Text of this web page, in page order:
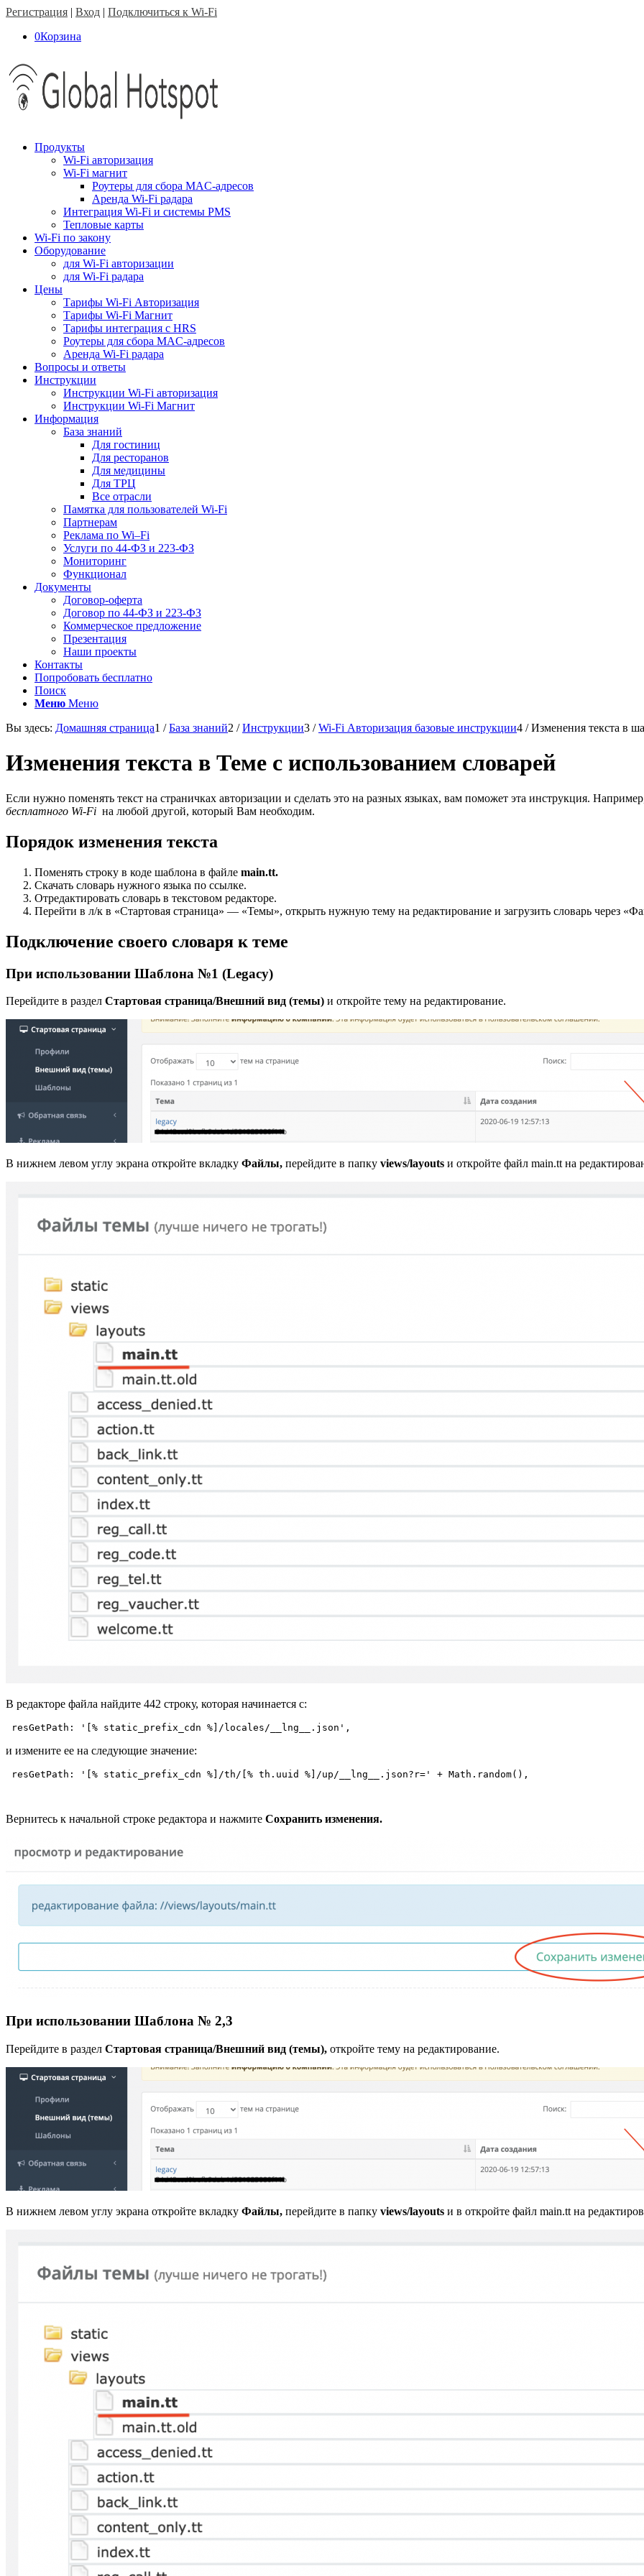
Регистрация | Вход | Подключиться к Wi-Fi
0Корзина
Продукты
Wi-Fi авторизация
Wi-Fi магнит
Роутеры для сбора MAC-адресов
Аренда Wi-Fi радара
Интеграция Wi-Fi и системы PMS
Тепловые карты
Wi-Fi по закону
Оборудование
для Wi-Fi авторизации
для Wi-Fi радара
Цены
Тарифы Wi-Fi Авторизация
Тарифы Wi-Fi Магнит
Тарифы интеграция с HRS
Роутеры для сбора MAC-адресов
Аренда Wi-Fi радара
Вопросы и ответы
Инструкции
Инструкции Wi-Fi авторизация
Инструкции Wi-Fi Магнит
Информация
База знаний
Для гостиниц
Для ресторанов
Для медицины
Для ТРЦ
Все отрасли
Памятка для пользователей Wi-Fi
Партнерам
Реклама по Wi–Fi
Услуги по 44-ФЗ и 223-ФЗ
Мониторинг
Функционал
Документы
Договор-оферта
Договор по 44-ФЗ и 223-ФЗ
Коммерческое предложение
Презентация
Наши проекты
Контакты
Попробовать бесплатно
Поиск
Меню Меню
Вы здесь: Домашняя страница1 / База знаний2 / Инструкции3 / Wi-Fi Авторизация базовые инструкции4 / Изменения текста в
Изменения текста в Теме с использованием словарей
Если нужно поменять текст на страничках авторизации и сделать это на разных языках, вам поможет эта инструкция.
бесплатного Wi-Fi на любой другой, который Вам необходим.
Порядок изменения текста
Поменять строку в коде шаблона в файле main.tt.
Скачать словарь нужного языка по ссылке.
Отредактировать словарь в текстовом редакторе.
Перейти в л/к в «Стартовая страница» — «Темы», открыть нужную тему на редактирование и загрузить словарь через
Подключение своего словаря к теме
При использовании Шаблона №1 (Legacy)
Перейдите в раздел Стартовая страница/Внешний вид (темы) и откройте тему на редактирование.
В нижнем левом углу экрана откройте вкладку Файлы, перейдите в папку views/layouts и откройте файл main.tt на
В редакторе файла найдите 442 строку, которая начинается с:
и измените ее на следующие значение:
resGetPath: '[% static_prefix_cdn %]/th/[% th.uuid %]/up/__lng__.json?r=' + Math.random(),
Вернитесь к начальной строке редактора и нажмите Сохранить изменения.
При использовании Шаблона № 2,3
Перейдите в раздел Стартовая страница/Внешний вид (темы), откройте тему на редактирование.
В нижнем левом углу экрана откройте вкладку Файлы, перейдите в папку views/layouts и в откройте файл main.tt на